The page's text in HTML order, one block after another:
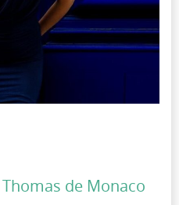
de Monaco